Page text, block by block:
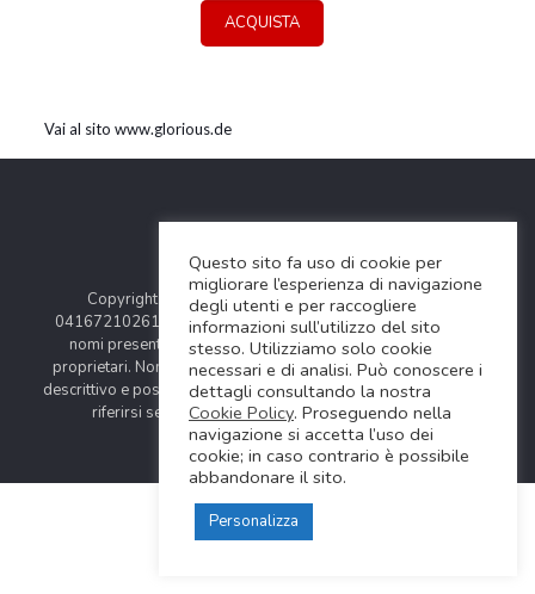
ACQUISTA
Vai al sito www.glorious.de
Copyright © 2024 Soundwave Distribution Srl - P.I.
04167210261 |
COOKIES POLICY| Tutti i marchi, i prodotti e i
nomi presentati in questo sito sono registrati dai legittimi
proprietari. Nomi e caratteristiche sono citati solamente al fine
descrittivo e possono variare senza obbligo di preavviso, quindi
riferirsi sempre ai siti web dei rispettivi costruttori.
Questo sito fa uso di cookie per
migliorare l’esperienza di navigazione
degli utenti e per raccogliere
informazioni sull’utilizzo del sito
stesso. Utilizziamo solo cookie
necessari e di analisi. Può conoscere i
dettagli consultando la nostra
Cookie Policy. Proseguendo nella
navigazione si accetta l’uso dei
cookie; in caso contrario è possibile
abbandonare il sito.
Personalizza